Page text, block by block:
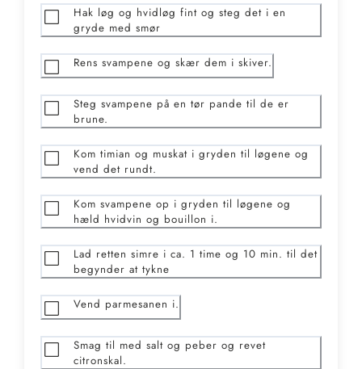
Hak løg og hvidløg fint og steg det i en
gryde med smør
Rens svampene og skær dem i skiver.
Steg svampene på en tør pande til de er
brune.
Kom timian og muskat i gryden til løgene og
vend det rundt.
Kom svampene op i gryden til løgene og
hæld hvidvin og bouillon i.
Lad retten simre i ca. 1 time og 10 min. til det
begynder at tykne
Vend parmesanen i.
Smag til med salt og peber og revet
citronskal.